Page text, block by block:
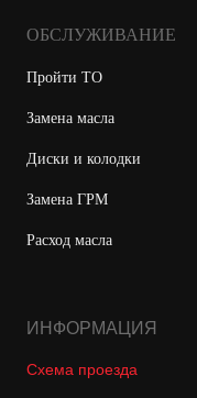
ОБСЛУЖИВАНИЕ
Пройти ТО
Замена масла
Диски и колодки
Замена ГРМ
Расход масла
ИНФОРМАЦИЯ
Схема проезда